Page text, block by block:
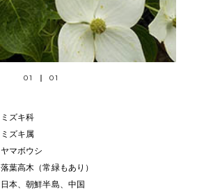
01 01
ミズキ科
ミズキ属
ヤマボウシ
落葉高木（常緑もあり）
日本、朝鮮半島、中国